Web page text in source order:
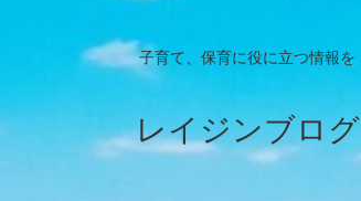
子育て、保育に役に立つ情報を
レイジンブログ